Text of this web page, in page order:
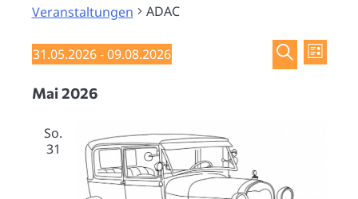
Veranstaltungen ADAC
Veranstaltungen
Suche
Liste
31.05.2026 - 09.08.2026
wählen.
Mai 2026
So.
31